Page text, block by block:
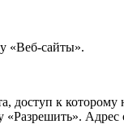
«Веб-сайты».
доступ к
Адрес